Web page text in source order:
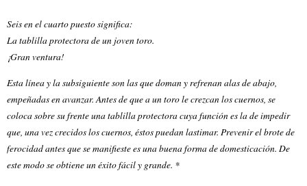
Seis en el cuarto puesto significa:
La tablilla protectora de un joven toro.
¡Gran ventura!
Esta línea y la subsiguiente son las que doman y refrenan alas de abajo,
empeñadas en avanzar. Antes de que a un toro le crezcan los cuernos, se
coloca sobre su frente una tablilla protectora cuya función es la de impedir
que, una vez crecidos los cuernos, éstos puedan lastimar. Prevenir el brote de
ferocidad antes que se manifieste es una buena forma de domesticación. De
este modo se obtiene un éxito fácil y grande. *